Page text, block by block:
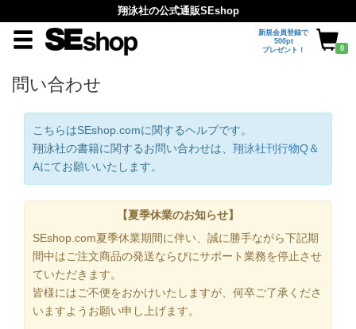
翔泳社の公式通販SEshop
新規会員登録で
500pt
プレゼント！
0
問い合わせ
こちらはSEshop.comに関するヘルプです。
翔泳社の書籍に関するお問い合わせは、 翔泳社刊行物Q＆
Aにてお願いいたします。
【夏季休業のお知らせ】
SEshop.com夏季休業期間に伴い、誠に勝手ながら下記期
間中はご注文商品の発送ならびにサポート業務を停止させ
ていただきます。
皆様にはご不便をおかけいたしますが、何卒ご了承くださ
いますようお願い申し上げます。